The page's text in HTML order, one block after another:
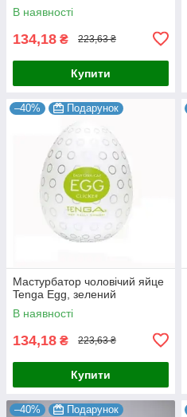
В наявності
134,18 ₴ 223,63 ₴
Купити
–40% Подарунок
Мастурбатор чоловічий яйце
Tenga Egg, зелений
В наявності
134,18 ₴ 223,63 ₴
Купити
–40% Подарунок